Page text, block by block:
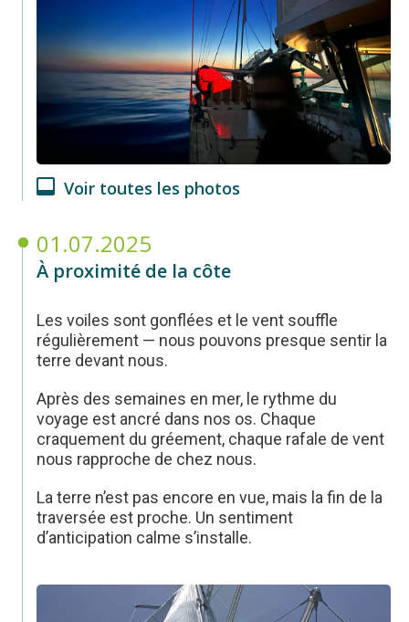
Voir toutes les photos
01.07.2025
À proximité de la côte
Les voiles sont gonflées et le vent souffle
régulièrement — nous pouvons presque sentir la
terre devant nous.
Après des semaines en mer, le rythme du
voyage est ancré dans nos os. Chaque
craquement du gréement, chaque rafale de vent
nous rapproche de chez nous.
La terre n’est pas encore en vue, mais la fin de la
traversée est proche. Un sentiment
d’anticipation calme s’installe.